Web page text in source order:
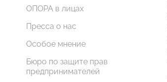
ОПОРА в лицах
Пресса о нас
Особое мнение
Бюро по защите прав
предпринимателей